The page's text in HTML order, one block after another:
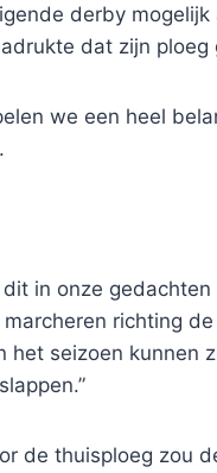
derby
dat zijn
we een heel
in onze
marcheren richting
het seizoen kunnen
de thuisploeg zou